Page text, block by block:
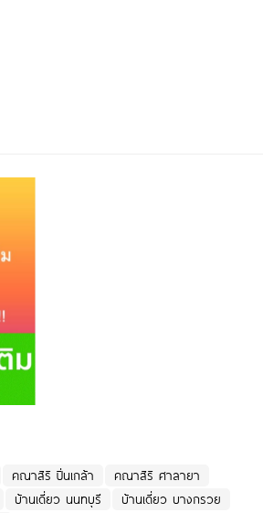
คณาสิริ ปิ่นเกล้า
คณาสิริ ศาลายา
บ้านเดี่ยว นนทบุรี
บ้านเดี่ยว บางกรวย